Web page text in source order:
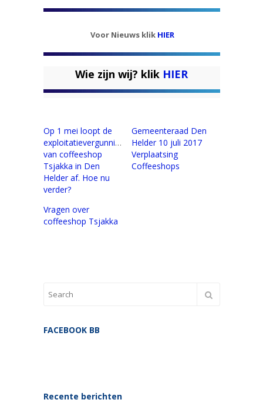
Voor Nieuws klik HIER
Wie zijn wij? klik HIER
Op 1 mei loopt de
exploitatievergunning
van coffeeshop
Tsjakka in Den
Helder af. Hoe nu
verder?
Gemeenteraad Den
Helder 10 juli 2017
Verplaatsing
Coffeeshops
Vragen over
coffeeshop Tsjakka
FACEBOOK BB
Recente berichten